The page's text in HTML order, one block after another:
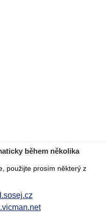
během několika
použijte prosím některý z